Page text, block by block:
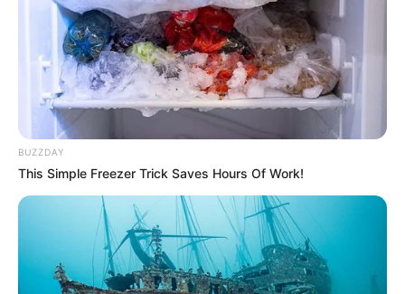
azonnal elláthassák. Szerencsére erre még soha
nem volt szükség.
BUZZDAY
This Simple Freezer Trick Saves Hours Of Work!